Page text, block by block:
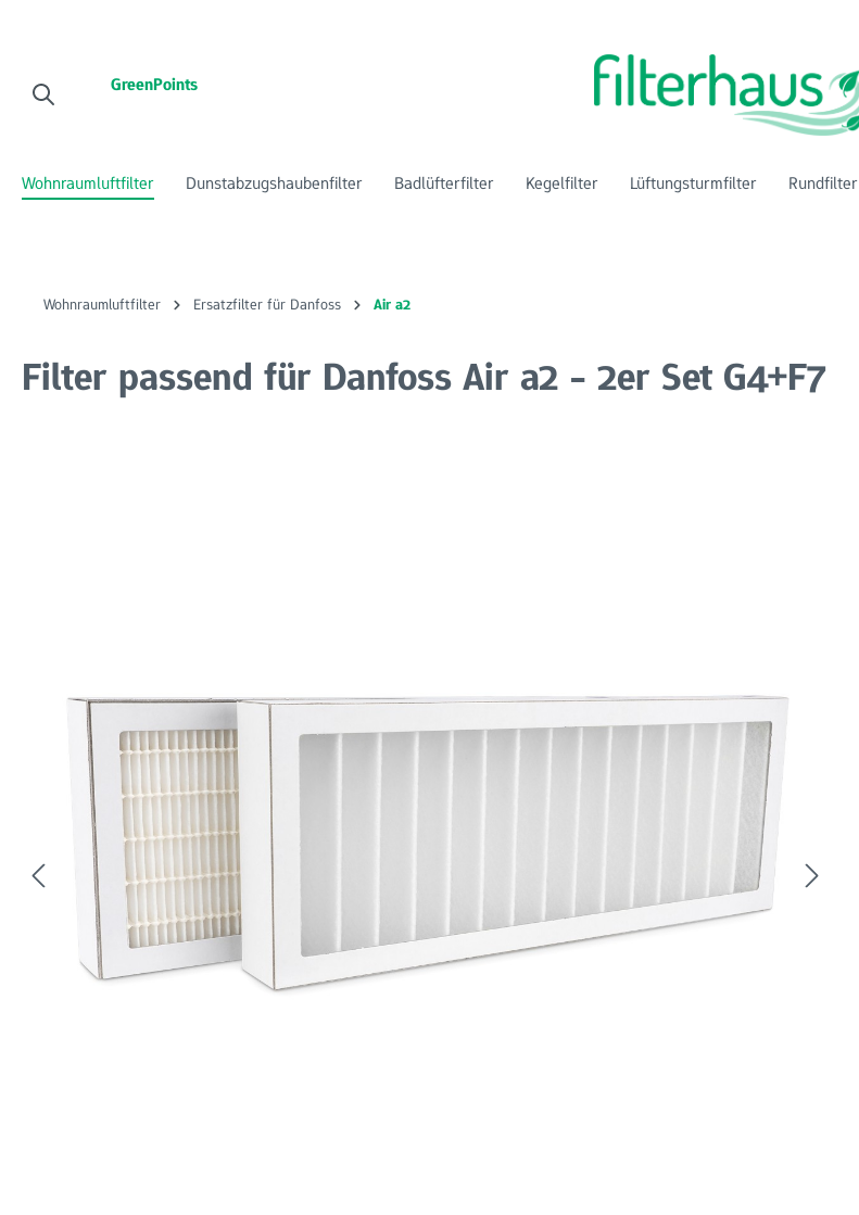
GreenPoints
Wohnraumluftfilter Dunstabzugshaubenfilter Badlüfterfilter Kegelfilter Lüftungsturmfilter Rundfilter
Wohnraumluftfilter Ersatzfilter für Danfoss Air a2
Filter passend für Danfoss Air a2 - 2er Set G4+F7